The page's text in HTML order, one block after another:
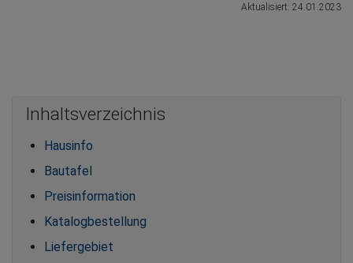
Aktualisiert: 24.01.2023
Inhaltsverzeichnis
Hausinfo
Bautafel
Preisinformation
Katalogbestellung
Liefergebiet